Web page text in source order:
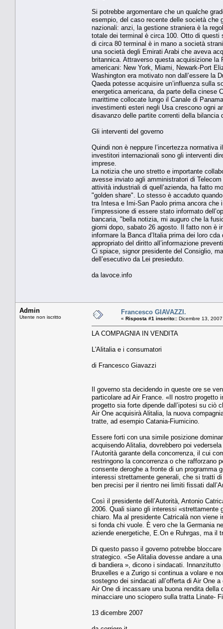
Si potrebbe argomentare che un qualche
esempio, del caso recente delle società che
nazionali: anzi, la gestione straniera è la
totale dei terminal è circa 100. Otto di
di circa 80 terminal è in mano a società
una società degli Emirati Arabi che aveva
britannica. Attraverso questa acquisizione
americani: New York, Miami, Newark-Port
Washington era motivato non dall’essere la
Qaeda potesse acquisire un’influenza sulla
energetica americana, da parte della cinese
marittime collocate lungo il Canale di
investimenti esteri negli Usa crescono ogni
disavanzo delle partite correnti della bilancia
Gli interventi del governo
Quindi non è neppure l’incertezza
investitori internazionali sono gli interventi
imprese.
La notizia che uno stretto e importante
avesse inviato agli amministratori di
attività industriali di quell’azienda, ha fatto
"golden share". Lo stesso è accaduto
tra Intesa e Imi-San Paolo prima ancora
l’impressione di essere stato informato
bancaria, "bella notizia, mi auguro che la
giorni dopo, sabato 26 agosto. Il fatto non è
informare la Banca d’Italia prima dei loro
appropriato del diritto all’informazione
Ci spiace, signor presidente del Consiglio,
dell’esecutivo da Lei presieduto.
da lavoce.info
Admin
Utente non iscritto
Francesco GIAVAZZI.
« Risposta #1 inserito:: Dicembre 13,
LA COMPAGNIA IN VENDITA
L'Alitalia e i consumatori
di Francesco Giavazzi
Il governo sta decidendo in queste ore se
particolare ad Air France. «Il nostro
progetto sia forte dipende dall’ipotesi su ciò
Air One acquisirà Alitalia, la nuova
tratte, ad esempio Catania-Fiumicino.
Essere forti con una simile posizione
acquisendo Alitalia, dovrebbero poi
l’Autorità garante della concorrenza, il cui
restringono la concorrenza o che rafforzano
consente deroghe a fronte di un programma
interessi strettamente generali, che si tratti
ben precisi per il rientro nei limiti fissati
Così il presidente dell’Autorità, Antonio
2006. Quali siano gli interessi «strettamente
chiaro. Ma al presidente Catricalà non viene
si fonda chi vuole. È vero che la Germania
aziende energetiche, E.On e Ruhrgas, ma il
Di questo passo il governo potrebbe
strategico. «Se Alitalia dovesse andare a
di bandiera », dicono i sindacati.
Bruxelles e a Zurigo si continua a volare e
sostegno dei sindacati all’offerta di Air One
Air One di incassare una buona rendita
minacciare uno sciopero sulla tratta Linate-
13 dicembre 2007